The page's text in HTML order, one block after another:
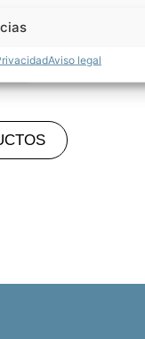
Aviso legal